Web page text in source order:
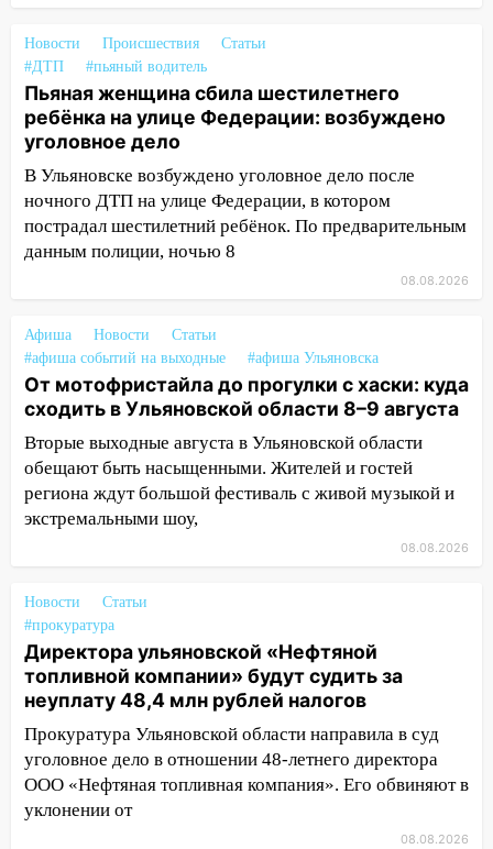
житель Вешкаймского района похитил у
знакомого 191 тысячу рублей
13:14 Ураган оторвал светофор на
проспекте Филатова в Ульяновске
13:12
Дерево пробило крышу дома на
Новгородской в Ульяновске и рухнуло
на электрощит
13:10 В Заволжском районе дерево
сорванные крыши, поваленные деревья,
затопленные улицы и остановившиеся
трамваи
12:17
Ульяновск накрыл крупный град:
после ливня город снова уходит под
воду
12:12 Прокуратура взяла на контроль
ДТП с шестилетним ребёнком на улице
12:01
Пьяная женщина сбила
шестилетнего ребёнка на улице
Федерации: возбуждено уголовное дело
11:16 В Ульяновске ищут 37-летнего
мужчину, пропавшего ещё 19 июля
10:30 От мотофристайла до прогулки с
хаски: куда сходить в Ульяновской
области 8–9 августа
Новости Происшествия
Статьи
#ДТП
#пьяный водитель
Пьяная женщина сбила шестилетнего
ребёнка на улице Федерации: возбуждено
уголовное дело
В Ульяновске возбуждено уголовное дело после
ночного ДТП на улице Федерации, в котором
пострадал шестилетний ребёнок. По предварительным
данным полиции, ночью 8
08.08.2026
Афиша Новости
Статьи
#афиша событий на выходные
#афиша Ульяновска
От мотофристайла до прогулки с хаски: куда
сходить в Ульяновской области 8–9 августа
Вторые выходные августа в Ульяновской области
обещают быть насыщенными. Жителей и гостей
региона ждут большой фестиваль с живой музыкой и
экстремальными шоу,
08.08.2026
Новости
Статьи
#прокуратура
Директора ульяновской «Нефтяной
топливной компании» будут судить за
неуплату 48,4 млн рублей налогов
Прокуратура Ульяновской области направила в суд
уголовное дело в отношении 48-летнего директора
ООО «Нефтяная топливная компания». Его обвиняют в
уклонении от
08.08.2026